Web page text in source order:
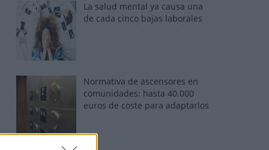
La salud mental ya causa una
de cada cinco bajas laborales
Normativa de ascensores en
comunidades: hasta 40.000
euros de coste para adaptarlos